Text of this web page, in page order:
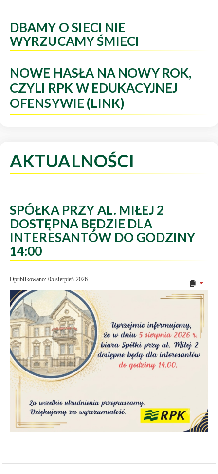
DBAMY O SIECI NIE
WYRZUCAMY ŚMIECI
NOWE HASŁA NA NOWY ROK,
CZYLI RPK W EDUKACYJNEJ
OFENSYWIE (LINK)
AKTUALNOŚCI
SPÓŁKA PRZY AL. MIŁEJ 2
DOSTĘPNA BĘDZIE DLA
INTERESANTÓW DO GODZINY
14:00
Opublikowano: 05 sierpień 2026